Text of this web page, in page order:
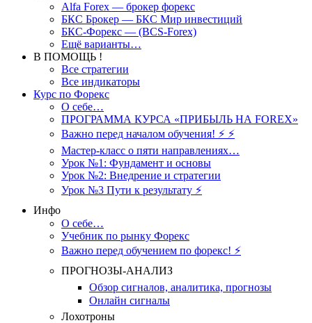
Alfa Forex — брокер форекс
БКС Брокер — БКС Мир инвестиций
БКС-Форекс — (BCS-Forex)
Ещё варианты…
В ПОМОЩЬ !
Все стратегии
Все индикаторы
Курс по Форекс
О себе…
ПРОГРАММА КУРСА «ПРИБЫЛЬ НА FOREX»
Важно перед началом обучения! ⚡ ⚡
Мастер-класс о пяти направлениях…
Урок №1: Фундамент и основы
Урок №2: Внедрение и стратегии
Урок №3 Пути к результату ⚡️
Инфо
О себе…
Учебник по рынку Форекс
Важно перед обучением по форекс! ⚡
ПРОГНОЗЫ-АНАЛИЗ
Обзор сигналов, аналитика, прогнозы
Онлайн сигналы
Лохотроны